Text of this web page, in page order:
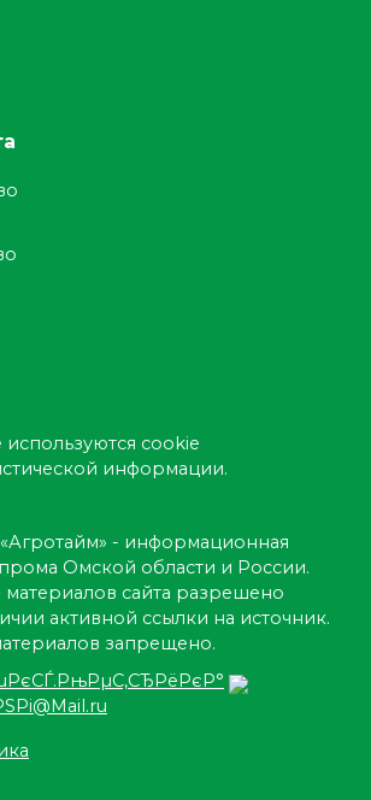
cookie
информации.
- информационная
Омской области и России.
сайта разрешено
активной ссылки на источник.
запрещено.